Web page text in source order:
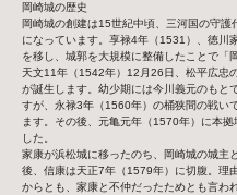
岡崎城の歴史
岡崎城の創建は15世紀中頃、三河国の守
になっています。享禄4年（1531）、徳川
を移し、城郭を大規模に整備したことで「
天文11年（1542年）12月26日、松平広忠
が誕生します。幼少期には今川義元のもと
すが、永禄3年（1560年）の桶狭間の戦い
ます。その後、元亀元年（1570年）に本
した。
家康が浜松城に移ったのち、岡崎城の城主
後、信康は天正7年（1579年）に切腹。理
からとも、家康と不仲だったためとも言わ